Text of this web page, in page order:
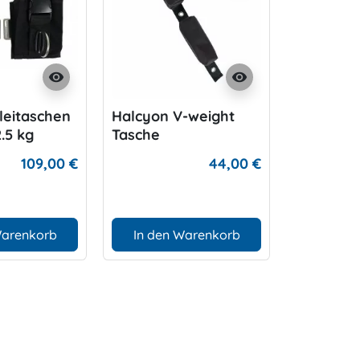
visibility
kg
109,00 €
visibility
Halcyon V-weight
Tasche
44,00 €
In den Warenkorb